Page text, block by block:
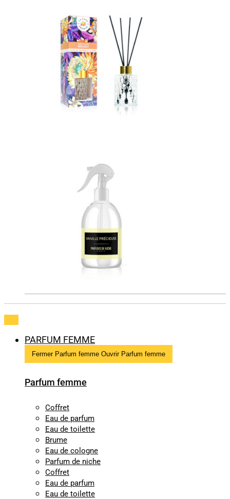
PARFUM FEMME
Fermer Parfum femme Ouvrir Parfum femme
Parfum femme
Coffret
Eau de parfum
Eau de toilette
Brume
Eau de cologne
Parfum de niche
Coffret
Eau de parfum
Eau de toilette